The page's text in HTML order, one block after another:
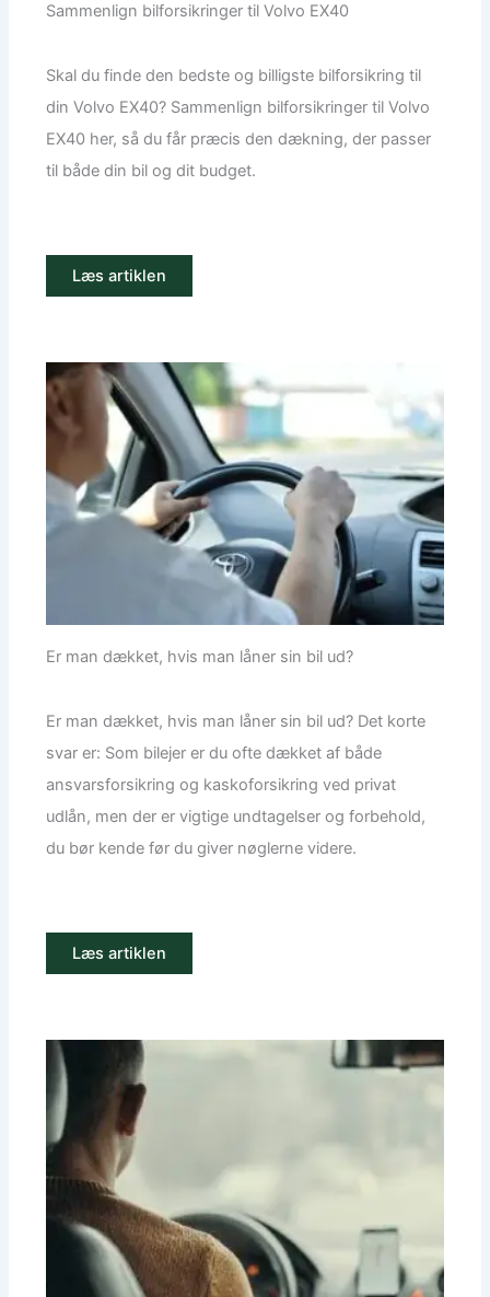
Sammenlign bilforsikringer til Volvo EX40
Skal du finde den bedste og billigste bilforsikring til
din Volvo EX40? Sammenlign bilforsikringer til Volvo
EX40 her, så du får præcis den dækning, der passer
til både din bil og dit budget.
Læs artiklen
Er man dækket, hvis man låner sin bil ud?
Er man dækket, hvis man låner sin bil ud? Det korte
svar er: Som bilejer er du ofte dækket af både
ansvarsforsikring og kaskoforsikring ved privat
udlån, men der er vigtige undtagelser og forbehold,
du bør kende før du giver nøglerne videre.
Læs artiklen